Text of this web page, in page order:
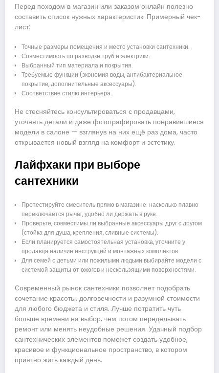
Перед походом в магазин или заказом онлайн полезно
составить список нужных характеристик. Примерный чек-
лист:
Точные размеры помещения и место установки сантехники.
Совместимость по разводке труб и электрики.
Выбранный тип материала и покрытия.
Требуемые функции (экономия воды, антибактериальное
покрытие, дополнительные аксессуары).
Соответствие стилю интерьера.
Не стесняйтесь консультироваться с продавцами,
уточнять детали и даже фотографировать понравившиеся
модели в салоне — взглянув на них ещё раз дома, часто
открывается новый взгляд на комфорт и эстетику.
Лайфхаки при выборе
сантехники
Протестируйте смеситель прямо в магазине: насколько плавно
переключается рычаг, удобно ли держать в руке.
Проверьте, совместимы ли выбранные аксессуары друг с другом
(стойка для душа, крепления, сливные системы).
Если планируется самостоятельная установка, уточните у
продавца наличие инструкций и монтажных комплектов.
Для семей с детьми или пожилыми людьми выбирайте модели с
системой защиты от ожогов и нескользящими поверхностями.
Современный рынок сантехники позволяет подобрать
сочетание красоты, долговечности и разумной стоимости
для любого бюджета и стиля. Лучше потратить чуть
больше времени на выбор, чем потом переделывать
ремонт или менять неудобные решения. Удачный подбор
сантехнических элементов поможет создать удобное,
красивое и функциональное пространство, в котором
приятно жить каждый день.